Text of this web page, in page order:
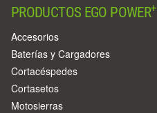
PRODUCTOS EGO POWER+
Accesorios
Baterías y Cargadores
Cortacéspedes
Cortasetos
Motosierras